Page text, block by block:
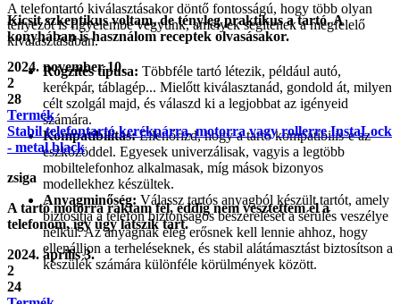
A telefontartó kiválasztásakor döntő fontosságú, hogy több olyan
tényezőt is figyelembe vegyünk, amelyek segítenek a megfelelő
kiválasztásában.
Rögzítés típusa: Többféle tartó létezik, például autó,
kerékpár, táblagép... Mielőtt kiválasztanád, gondold át, milyen
célt szolgál majd, és válaszd ki a legjobbat az igényeid
számára.
Kompatibilitás:Ellenőrizd, hogy a tartó kompatibilis-e az
eszközöddel. Egyesek univerzálisak, vagyis a legtöbb
mobiltelefonhoz alkalmasak, míg mások bizonyos
modellekhez készültek.
Anyagminőség: Válassz tartós anyagból készült tartót, amely
biztosítja a telefon biztonságos beszerelését a sérülés veszélye
nélkül. Az anyagnak elég erősnek kell lennie ahhoz, hogy
ellenálljon a terheléseknek, és stabil alátámasztást biztosítson a
készülék számára különféle körülmények között.
Kicsit szkeptikus voltam, de tényleg praktikus a tartó. A
konyhában is használom receptek olvasásakor.
2024. november 10.
2
28
Termék
Stabil telefontartó kerékpárra, motorra vagy rollerre InstaLock
- metal black
zsiga
A tartó motorra raktam fel, eddig nem vesztettem el a
telefonom, így úgy látszik tart.
2024. április 3.
2
24